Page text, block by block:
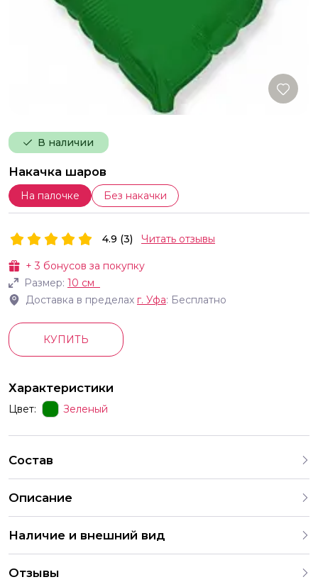
В наличии
Накачка шаров
На палочке Без накачки
+3 бонусов за покупку
Размер: 10 см
Доставка в пределах г. Уфа: Бесплатно
4.9 (3) Читать отзывы
КУПИТЬ
Характеристики
Цвет: Зеленый
Состав
Описание
Наличие и внешний вид
индивидуальных предпочтений и тематики праздника. На
Отзывы